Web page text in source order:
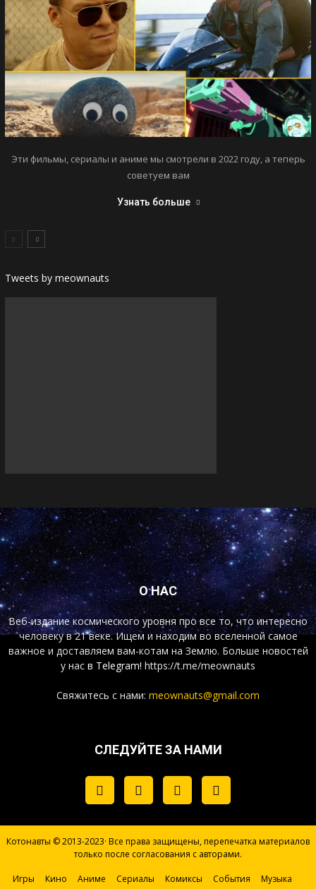
Эти фильмы, сериалы и аниме мы смотрели в 2022 году, а теперь
советуем вам
Узнать больше
Tweets by meownauts
О НАС
Веб-издание космического уровня про все то, что интересно
человеку в 21 веке. Ищем и находим во вселенной самое
важное и доставляем вам-котам на Землю. Больше новостей
у нас в Telegram! https://t.me/meownauts
Свяжитесь с нами: meownauts@gmail.com
СЛЕДУЙТЕ ЗА НАМИ
Котонавты © 2013-2023· Все права защищены, перепечатка материалов
только после согласования с авторами.
Игры Кино Аниме Сериалы Комиксы События
Музыка